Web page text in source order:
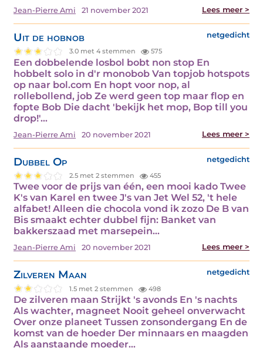
Jean-Pierre Ami 21 november 2021 Lees meer >
Uit de hobnob netgedicht
3.0 met 4 stemmen 575
Een dobbelende losbol bobt non stop En
hobbelt solo in d'r monobob Van topjob hotspots
op naar bol.com En hopt voor nop, al
rollebollend, job Ze werd geen top maar flop en
fopte Bob Die dacht 'bekijk het mop, Bop till you
drop!'…
Jean-Pierre Ami 20 november 2021 Lees meer >
Dubbel Op netgedicht
2.5 met 2 stemmen 455
Twee voor de prijs van één, een mooi kado Twee
K's van Karel en twee J's van Jet Wel 52, 't hele
alfabet! Alleen die chocola vond ik zozo De B van
Bis smaakt echter dubbel fijn: Banket van
bakkerszaad met marsepein…
Jean-Pierre Ami 20 november 2021 Lees meer >
Zilveren Maan netgedicht
1.5 met 2 stemmen 498
De zilveren maan Strijkt 's avonds En 's nachts
Als wachter, magneet Nooit geheel onverwacht
Over onze planeet Tussen zonsondergang En de
komst van de hoeder Der minnaars en maagden
Als aanstaande moeder…